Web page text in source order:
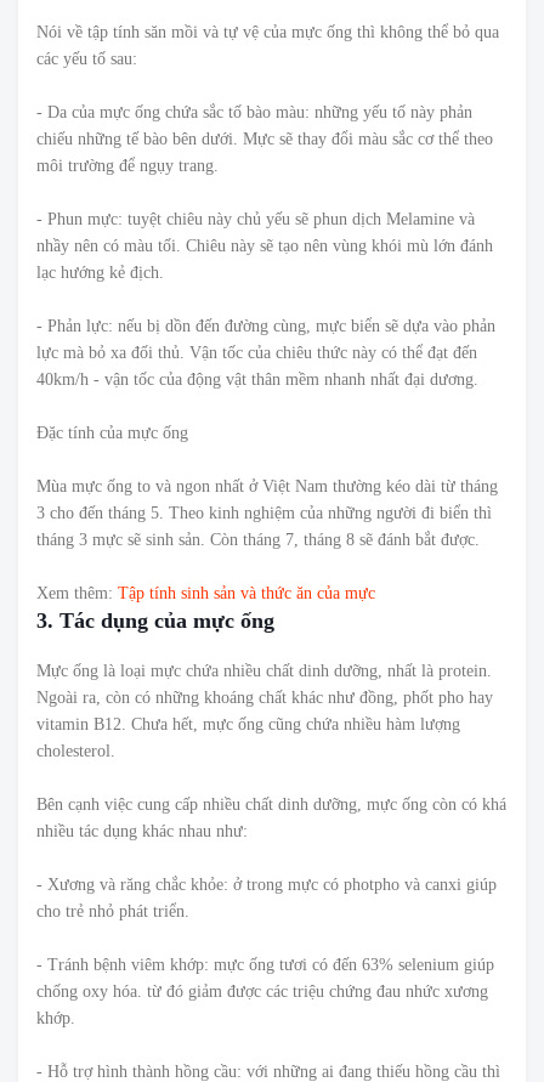
Nói về tập tính săn mồi và tự vệ của mực ống thì không thể bỏ qua
các yếu tố sau:
- Da của mực ống chứa sắc tố bào màu: những yếu tố này phản
chiếu những tế bào bên dưới. Mực sẽ thay đổi màu sắc cơ thể theo
môi trường để ngụy trang.
- Phun mực: tuyệt chiêu này chủ yếu sẽ phun dịch Melamine và
nhầy nên có màu tối. Chiêu này sẽ tạo nên vùng khói mù lớn đánh
lạc hướng kẻ địch.
- Phản lực: nếu bị dồn đến đường cùng, mực biển sẽ dựa vào phản
lực mà bỏ xa đối thủ. Vận tốc của chiêu thức này có thể đạt đến
40km/h - vận tốc của động vật thân mềm nhanh nhất đại dương.
Đặc tính của mực ống
Mùa mực ống to và ngon nhất ở Việt Nam thường kéo dài từ tháng
3 cho đến tháng 5. Theo kinh nghiệm của những người đi biển thì
tháng 3 mực sẽ sinh sản. Còn tháng 7, tháng 8 sẽ đánh bắt được.
Xem thêm: Tập tính sinh sản và thức ăn của mực
3. Tác dụng của mực ống
Mực ống là loại mực chứa nhiều chất dinh dưỡng, nhất là protein.
Ngoài ra, còn có những khoáng chất khác như đồng, phốt pho hay
vitamin B12. Chưa hết, mực ống cũng chứa nhiều hàm lượng
cholesterol.
Bên cạnh việc cung cấp nhiều chất dinh dưỡng, mực ống còn có khá
nhiều tác dụng khác nhau như:
- Xương và răng chắc khỏe: ở trong mực có photpho và canxi giúp
cho trẻ nhỏ phát triển.
- Tránh bệnh viêm khớp: mực ống tươi có đến 63% selenium giúp
chống oxy hóa. từ đó giảm được các triệu chứng đau nhức xương
khớp.
- Hỗ trợ hình thành hồng cầu: với những ai đang thiếu hồng cầu thì